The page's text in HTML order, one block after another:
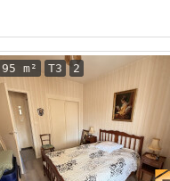
95 m² T3 2